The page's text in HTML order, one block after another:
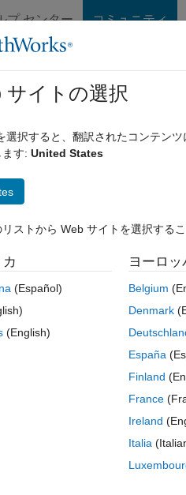
プ センター コミュニティ
回答 閲覧 MATLAB に関する
14
my table array called key_value.
such as
these cells extract the first 13
but this does not work and
る。
サイトの選択
選択すると、翻訳されたコンテン
す: United States
ストから Web サイトを選択するこ
(Español)
(English)
ヨーロッ
Belgium
Denmark
España
Finland
France
Ireland
Italia